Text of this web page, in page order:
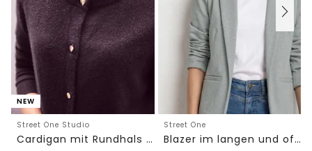
NEW
Street One Studio
Cardigan mit Rundhals und Knöpfen
Street One
Blazer im langen und offenen Schnitt